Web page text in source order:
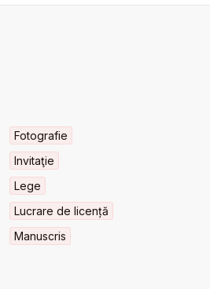
Fotografie
Invitaţie
Lege
Lucrare de licență
Manuscris